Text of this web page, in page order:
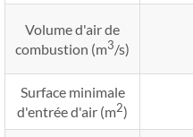
Volume d'air de
combustion (m3/s)
Surface minimale
d'entrée d'air (m2)